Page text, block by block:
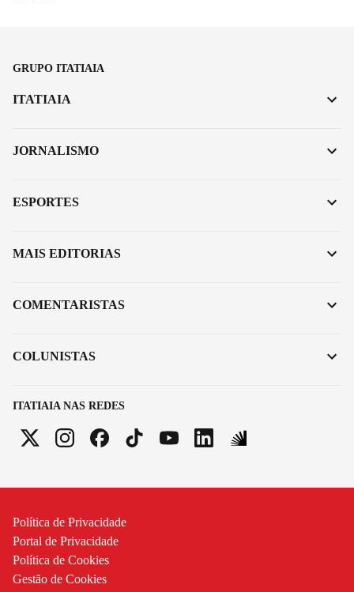
GRUPO ITATIAIA
ITATIAIA NAS REDES
ITATIAIA
JORNALISMO
ESPORTES
MAIS EDITORIAS
COMENTARISTAS
COLUNISTAS
Política de Privacidade
Portal de Privacidade
Política de Cookies
Gestão de Cookies